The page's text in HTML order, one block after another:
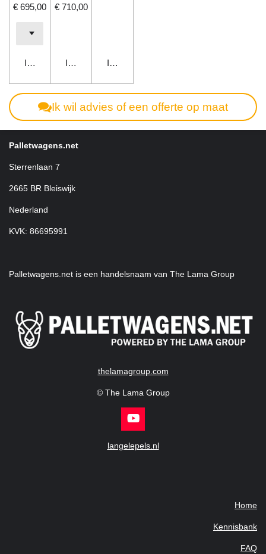
€ 695,00
In winkelwagen
€ 710,00
In winkelwagenIn winkelwagen
Ik wil advies of een offerte op maat
Palletwagens.net
Sterrenlaan 7
2665 BR Bleiswijk
Nederland
KVK: 86695991
Palletwagens.net is een handelsnaam van The Lama Group
thelamagroup.com
© The Lama Group
Y
o
u
langelepels.nl
Home
Kennisbank
FAQ